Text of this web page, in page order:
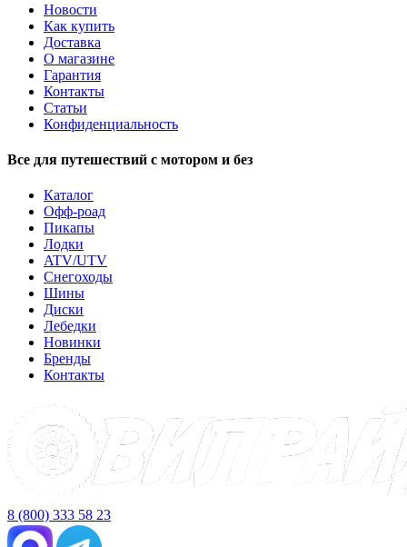
Новости
Как купить
Доставка
О магазине
Гарантия
Контакты
Статьи
Конфиденциальность
Все для путешествий с мотором и без
Каталог
Офф-роад
Пикапы
Лодки
ATV/UTV
Снегоходы
Шины
Диски
Лебедки
Новинки
Бренды
Контакты
8 (800) 333 58 23